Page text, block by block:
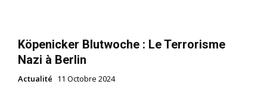
Köpenicker Blutwoche : Le Terrorisme
Nazi à Berlin
Actualité 11 Octobre 2024